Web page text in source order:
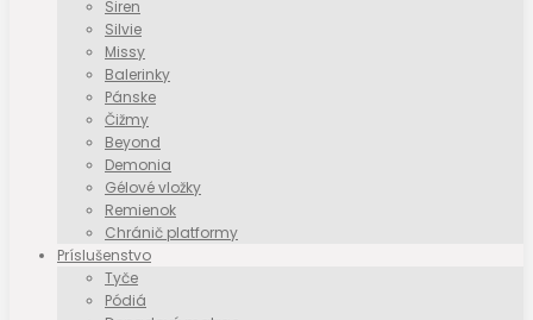
Siren
Silvie
Missy
Balerinky
Pánske
Čižmy
Beyond
Demonia
Gélové vložky
Remienok
Chránič platformy
Príslušenstvo
Tyče
Pódiá